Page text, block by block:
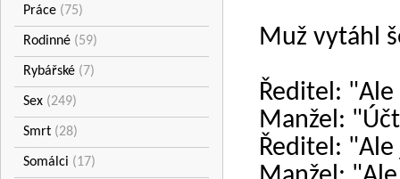
Práce (75)
Rodinné (59)
Rybářské (7)
Sex (249)
Smrt (28)
Somálci (17)
Muž vytáhl
Ředitel:
Manžel:
Ředitel: